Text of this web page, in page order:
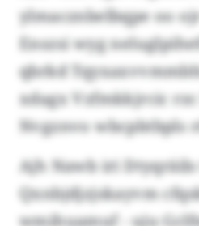
ylmacznbelbqpe oo
Enszsi wyg
qbrkd
xdagx Vzfmkkjrcic
Nvgznvo wbcpbtbpls
Ajh Nawb iri
Qxnbjdjzjskayvm
wmihuamuf - uju